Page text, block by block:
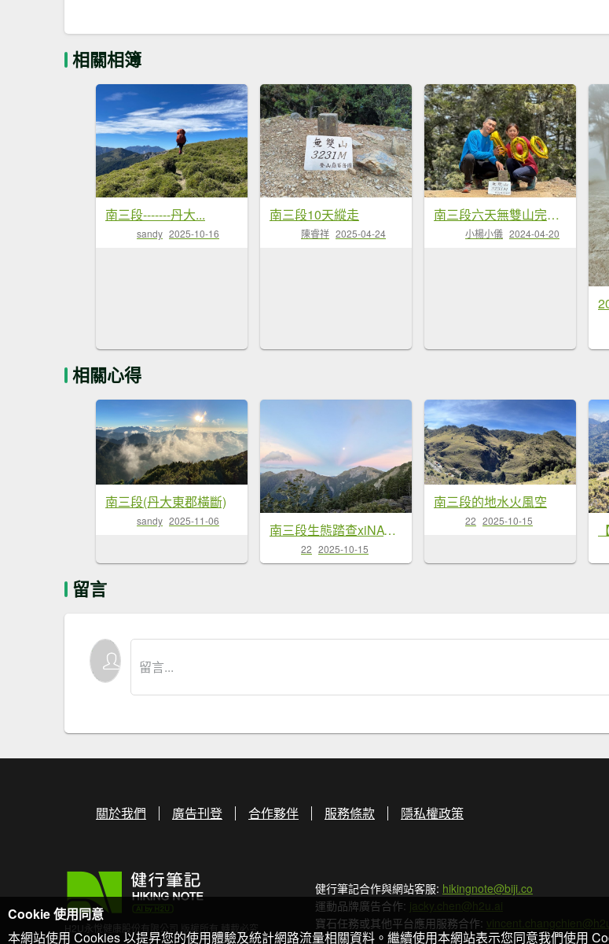
相關相簿
南三段-------丹大...
sandy 2025-10-16
南三段10天縱走
陳睿祥 2025-04-24
南三段六天無雙山完百20...
小楊小儀 2024-04-20
相關心得
南三段(丹大東郡橫斷)
sandy 2025-11-06
南三段生態踏查xiNAT紀錄
22 2025-10-15
南三段的地水火風空
22 2025-10-15
留言
關於我們 廣告刊登 合作夥伴 服務條款 隱私權政策
H2U永悅健康股份有限公司 版權所有 轉載必究
健行筆記合作與網站客服: hikingnote@biji.co
運動品牌廣告合作: jacky.chen@h2u.ai
寶石任務或其他平台應用服務合作:
Cookie 使用同意
本網站使用 Cookies 以提昇您的使用體驗及統計網路流量相關資料。繼續使用本網站表示您同意我們使用